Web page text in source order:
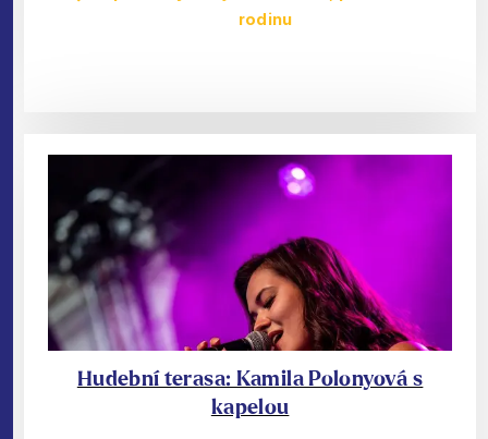
rodinu
Hudební terasa: Kamila Polonyová s
kapelou